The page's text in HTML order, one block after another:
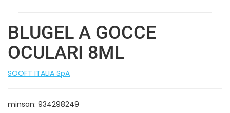
BLUGEL A GOCCE
OCULARI 8ML
SOOFT ITALIA SpA
minsan: 934298249